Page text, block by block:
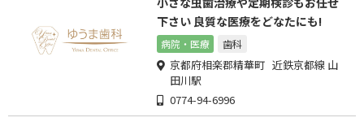
下さい 良質な医療をどなたにも!
病院・医療 歯科
京都府相楽郡精華町 近鉄京都線 山
田川駅
0774-94-6996